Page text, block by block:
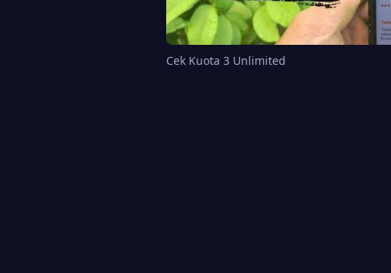
Cek Kuota 3 Unlimited